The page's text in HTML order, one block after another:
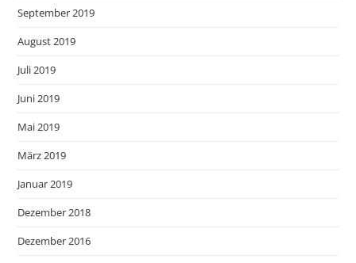
September 2019
August 2019
Juli 2019
Juni 2019
Mai 2019
März 2019
Januar 2019
Dezember 2018
Dezember 2016